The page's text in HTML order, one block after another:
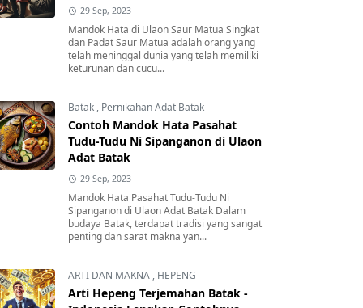
29 Sep, 2023
Mandok Hata di Ulaon Saur Matua Singkat
dan Padat Saur Matua adalah orang yang
telah meninggal dunia yang telah memiliki
keturunan dan cucu...
Batak , Pernikahan Adat Batak
Contoh Mandok Hata Pasahat
Tudu-Tudu Ni Sipanganon di Ulaon
Adat Batak
29 Sep, 2023
Mandok Hata Pasahat Tudu-Tudu Ni
Sipanganon di Ulaon Adat Batak Dalam
budaya Batak, terdapat tradisi yang sangat
penting dan sarat makna yan...
ARTI DAN MAKNA , HEPENG
Arti Hepeng Terjemahan Batak -